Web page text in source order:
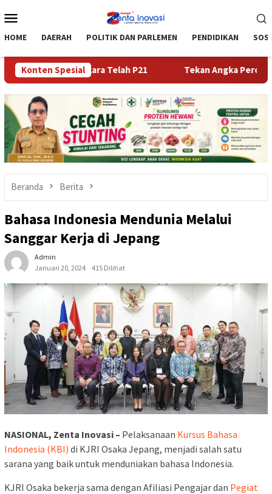
ke
Mobile
HOME DAERAH POLITIK DAN PARLEMEN PENDIDIKAN
Konten Spesial
20 Perkara Telah P21 Tekan Angka Perceraian dan
Beranda Berita
Bahasa Indonesia Mendunia Melalui
Sanggar Kerja di Jepang
Admin
Januari 20, 2024
415 Dilihat
NASIONAL, Zenta Inovasi – Pelaksanaan Kursus Bahasa
Indonesia (KBI) di KJRI Osaka Jepang, menjadi salah satu
sarana yang baik untuk menduniakan bahasa Indonesia.
KJRI Osaka bekerja sama dengan Afiliasi Pengajar dan Pegiat